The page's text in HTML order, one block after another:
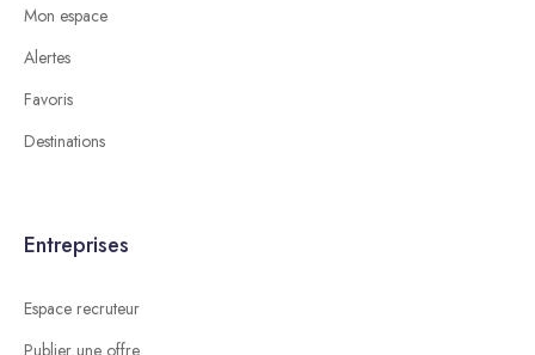
Mon espace
Alertes
Favoris
Destinations
Entreprises
Espace recruteur
Publier une offre